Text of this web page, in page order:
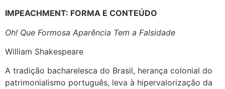
IMPEACHMENT: FORMA E CONTEÚDO
Oh! Que Formosa Aparência Tem a Falsidade
William Shakespeare
A tradição bacharelesca do Brasil, herança colonial do
patrimonialismo português, leva à hipervalorização da